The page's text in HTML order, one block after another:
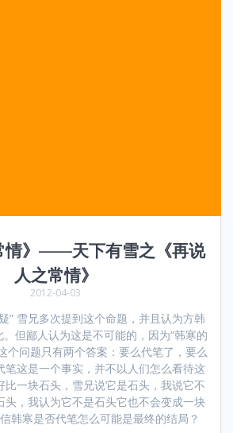
情》——天下有雪之《再说
人之常情》
2012-04-03
” 雪兄多次提到这个命题，并且认为方韩
但鄙人认为这是不可能的，因为“韩寒的
个问题只有两个答案：要么代笔了，要么
笔这是一个事实，并不以人们怎么看待这
比一块石头，雪兄说它是石头，我说它不
头，我认为它不是石头它也不会变成一块
韩寒是否代笔怎么可能是最终的结局？